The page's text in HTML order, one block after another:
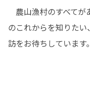
農山漁村のすべてが
のこれからを知りた
訪をお待ちしています。